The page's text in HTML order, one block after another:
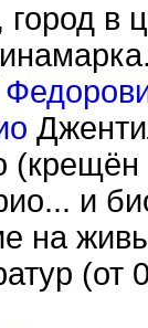
город в
(крещён
и
на